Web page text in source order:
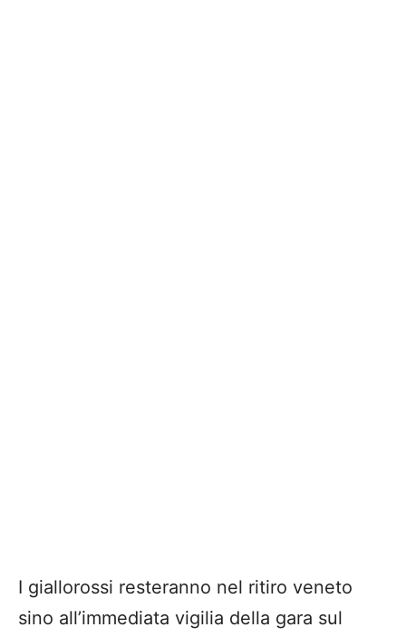
I giallorossi resteranno nel ritiro veneto
sino all’immediata vigilia della gara sul